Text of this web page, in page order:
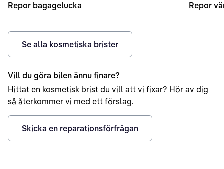
Repor bagagelucka Repor
Se alla kosmetiska brister
Vill du göra bilen ännu finare?
Hittat en kosmetisk brist du vill att vi fixar? Hör av dig
så återkommer vi med ett förslag.
Skicka en reparationsförfrågan